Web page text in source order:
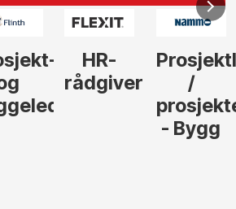
HR-
rådgiver
/
- Bygg